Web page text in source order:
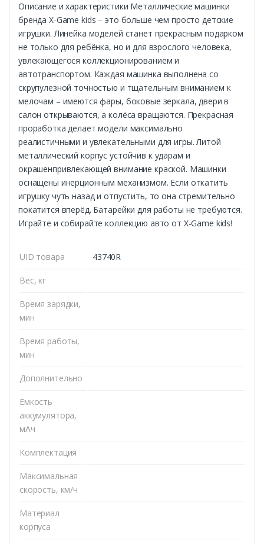
Описание и характеристики Металлические машинки
бренда X-Game kids – это больше чем просто детские
игрушки. Линейка моделей станет прекрасным подарком
не только для ребёнка, но и для взрослого человека,
увлекающегося коллекционированием и
автотранспортом. Каждая машинка выполнена со
скрупулезной точностью и тщательным вниманием к
мелочам – имеются фары, боковые зеркала, двери в
салон открываются, а колёса вращаются. Прекрасная
проработка делает модели максимально
реалистичными и увлекательными для игры. Литой
металлический корпус устойчив к ударам и
окрашенпривлекающей внимание краской. Машинки
оснащены инерционным механизмом. Если откатить
игрушку чуть назад и отпустить, то она стремительно
покатится вперёд. Батарейки для работы не требуются.
Играйте и собирайте коллекцию авто от X-Game kids!
UID товара 43740R
Вес, кг
Время зарядки,
мин
Время работы,
мин
Дополнительно
Емкость
аккумулятора,
мАч
Комплектация
Максимальная
скорость, км/ч
Материал
корпуса